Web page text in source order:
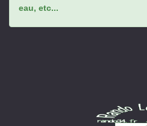
eau, etc...